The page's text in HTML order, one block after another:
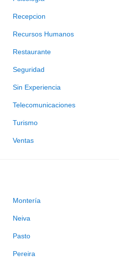
Recepcion
Recursos Humanos
Restaurante
Seguridad
Sin Experiencia
Telecomunicaciones
Turismo
Ventas
Montería
Neiva
Pasto
Pereira